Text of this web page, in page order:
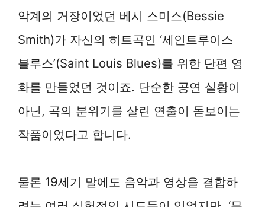
악계의 거장이었던 베시 스미스(Bessie
Smith)가 자신의 히트곡인 ‘세인트루이스
블루스’(Saint Louis Blues)를 위한 단편 영
화를 만들었던 것이죠. 단순한 공연 실황이
아닌, 곡의 분위기를 살린 연출이 돋보이는
작품이었다고 합니다.
물론 19세기 말에도 음악과 영상을 결합하